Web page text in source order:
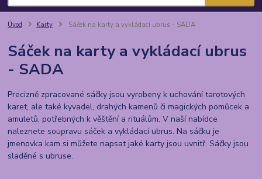
Úvod Karty Sáček na karty a vykládací ubrus - SADA
Sáček na karty a vykládací ubrus
- SADA
Precizně zpracované sáčky jsou vyrobeny k uchování tarotových
karet, ale také kyvadel, drahých kamenů či magických pomůcek a
amuletů, potřebných k věštění a rituálům. V naší nabídce
naleznete soupravu sáček a vykládací ubrus. Na sáčku je
jmenovka kam si můžete napsat jaké karty jsou uvnitř. Sáčky jsou
sladěné s ubruse.